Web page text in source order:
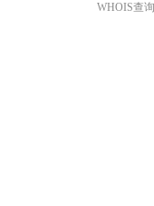
WHOIS查询